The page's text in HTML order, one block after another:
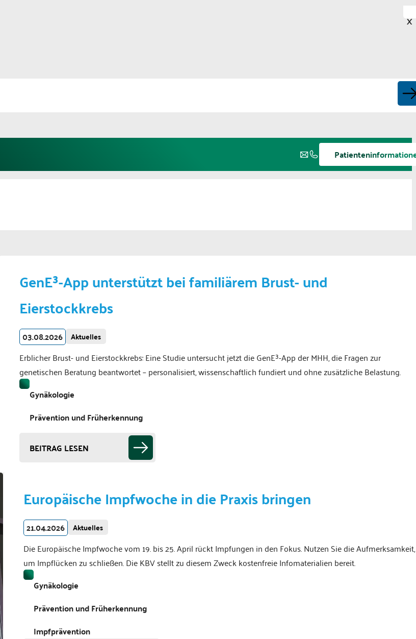
GenE³-App unterstützt bei familiärem Brust- und
Eierstockkrebs
03.08.2026 Aktuelles
Erblicher Brust- und Eierstockkrebs: Eine Studie untersucht jetzt die GenE³-App der MHH, die Fragen zur
genetischen Beratung beantwortet – personalisiert, wissenschaftlich fundiert und ohne zusätzliche Belastung.
Gynäkologie
Prävention und Früherkennung
BEITRAG LESEN
Europäische Impfwoche in die Praxis bringen
21.04.2026 Aktuelles
Die Europäische Impfwoche vom 19. bis 25. April rückt Impfungen in den Fokus. Nutzen Sie die Aufmerksamkeit,
um Impflücken zu schließen. Die KBV stellt zu diesem Zweck kostenfreie Infomaterialien bereit.
Gynäkologie
Prävention und Früherkennung
Impfprävention
X